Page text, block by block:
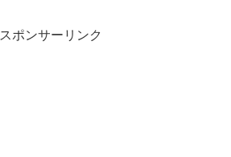
スポンサーリンク